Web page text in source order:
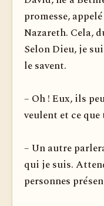
promesse,
Nazareth. Cela,
Selon Dieu, je
le savent.
– Oh ! Eux, ils
veulent et ce
– Un autre
qui je suis.
personnes